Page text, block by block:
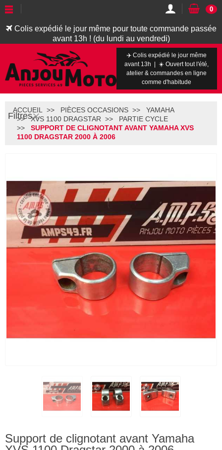
Colis expédié le jour même pour toute commande passée
avant 13h ! (du lundi au vendredi)
0
✈️ Colis expédié le jour même
avant 13h | ☀️ Ouvert tout l'été,
atelier & commandes en ligne
comme d'habitude
Filtres
ACCUEIL PIÈCES OCCASIONS
YAMAHA
XVS 1100 DRAGSTAR
PARTIE CYCLE
SUPPORT DE CLIGNOTANT AVANT YAMAHA XVS
1100 DRAGSTAR 2000 À 2006
Support de clignotant avant Yamaha